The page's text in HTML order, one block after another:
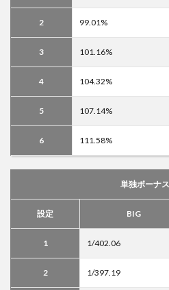
2 99.01%
3 101.16%
4 104.32%
5 107.14%
6 111.58%
単独ボーナ
設定 BIG
1 1/402.06
2 1/397.19